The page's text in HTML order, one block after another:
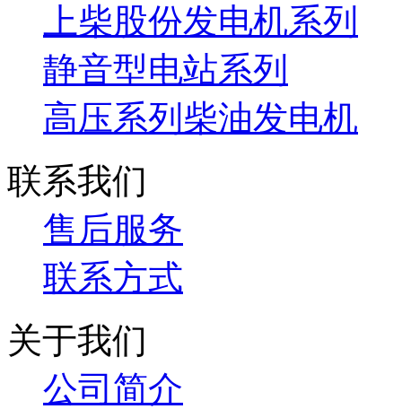
上柴股份发电机系列
静音型电站系列
高压系列柴油发电机
联系我们
售后服务
联系方式
关于我们
公司简介